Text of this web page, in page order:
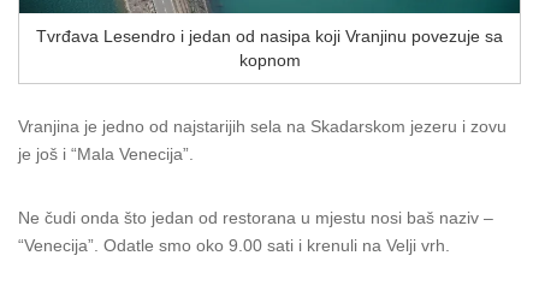
Tvrđava Lesendro i jedan od nasipa koji Vranjinu povezuje sa
kopnom
Vranjina je jedno od najstarijih sela na Skadarskom jezeru i zovu
je još i “Mala Venecija”.
Ne čudi onda što jedan od restorana u mjestu nosi baš naziv –
“Venecija”. Odatle smo oko 9.00 sati i krenuli na Velji vrh.